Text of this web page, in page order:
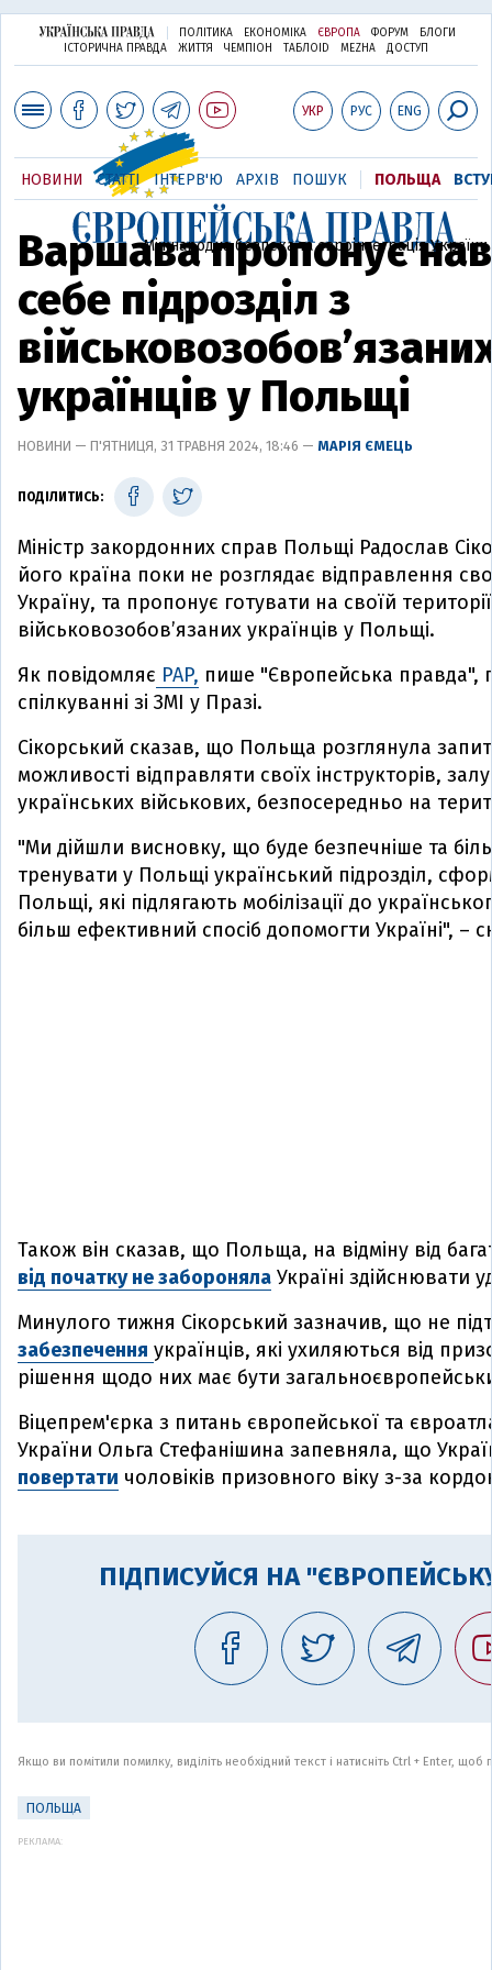
ПОЛІТИКА ЕКОНОМІКА ЄВРОПА ФОРУМ
БЛОГИ
ІСТОРИЧНА ПРАВДА
ЖИТТЯ ЧЕМПІОН ТАБЛОID MEZHA ДОСТУП
УКР РУС ENG
Міжнародна безпека та євроінтеграція України
НОВИНИ СТАТТІ ІНТЕРВ'Ю АРХІВ ПОШУК ПОЛЬЩА
Варшава пропонує
себе підрозділ з
українців у Польщі
НОВИНИ — П'ЯТНИЦЯ, 31 ТРАВНЯ 2024, 18:46 — МАРІЯ ЄМЕЦЬ
ПОДІЛИТИСЬ:
Міністр закордонних справ Польщі Радослав
його країна поки не розглядає відправлення
Україну, та пропонує готувати на своїй
військовозобов’язаних українців у Польщі.
Як повідомляє PAP, пише "Європейська правда",
спілкуванні зі ЗМІ у Празі.
Сікорський сказав, що Польща розглянула
можливості відправляти своїх інструкторів,
українських військових, безпосередньо на
"Ми дійшли висновку, що буде безпечніше та
тренувати у Польщі український підрозділ,
Польщі, які підлягають мобілізації до
більш ефективний спосіб допомогти Україні", –
Також він сказав, що Польща, на відміну від
від початку не забороняла Україні здійснювати
Минулого тижня Сікорський зазначив, що не
забезпечення українців, які ухиляються від
рішення щодо них має бути
Віцепрем'єрка з питань європейської та
України Ольга Стефанішина запевняла, що
повертати чоловіків призовного віку з-за
ПІДПИСУЙСЯ НА
Якщо ви помітили помилку, виділіть необхідний текст і натисніть Ctrl + Enter,
ПОЛЬЩА
РЕКЛАМА: